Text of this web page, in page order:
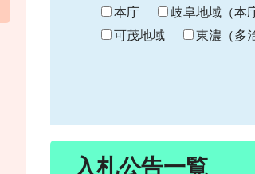
ま
り
本庁 岐阜地域（本
可茂地域
東濃（多
入札公告一覧